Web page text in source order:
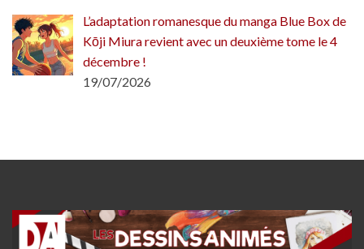
L’adaptation romanesque du manga Blue Box de
Kōji Miura revient avec un deuxième tome le 4
décembre !
19/07/2026